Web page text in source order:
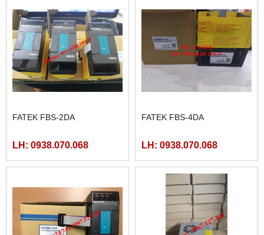
FATEK FBS-2DA
LH: 0938.070.068
FATEK FBS-4DA
LH: 0938.070.068